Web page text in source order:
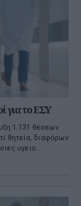
για το ΕΣΥ
1.131 θέσεων
θητεία, διαφόρων
υγειο...